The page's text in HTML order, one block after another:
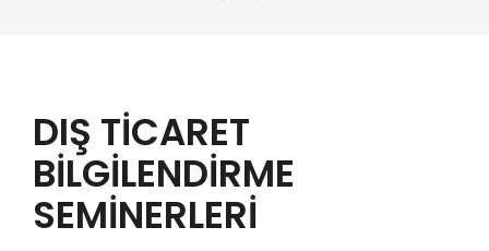
KILAVUZLAR
YAYINLARIMIZ
ENERJİ İZLEME
DIŞ TİCARET
BİLGİLENDİRME
SEMİNERLERİ